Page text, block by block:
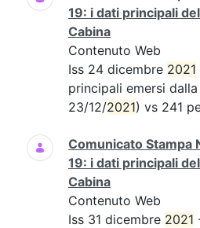
19: i dati principali
Cabina
Contenuto Web
Iss 24 dicembre 2021
principali emersi dalla
23/12/2021) vs 241
Comunicato Stampa
19: i dati principali
Cabina
Contenuto Web
Iss 31 dicembre 2021